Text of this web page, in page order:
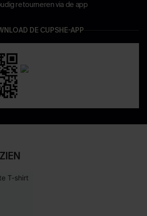
retourneren via de app
DE CUPSHE-APP